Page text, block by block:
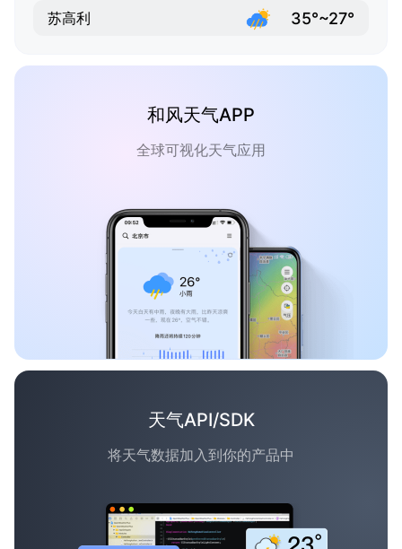
苏高利 35°~27°
和风天气APP
全球可视化天气应用
天气API/SDK
将天气数据加入到你的产品中